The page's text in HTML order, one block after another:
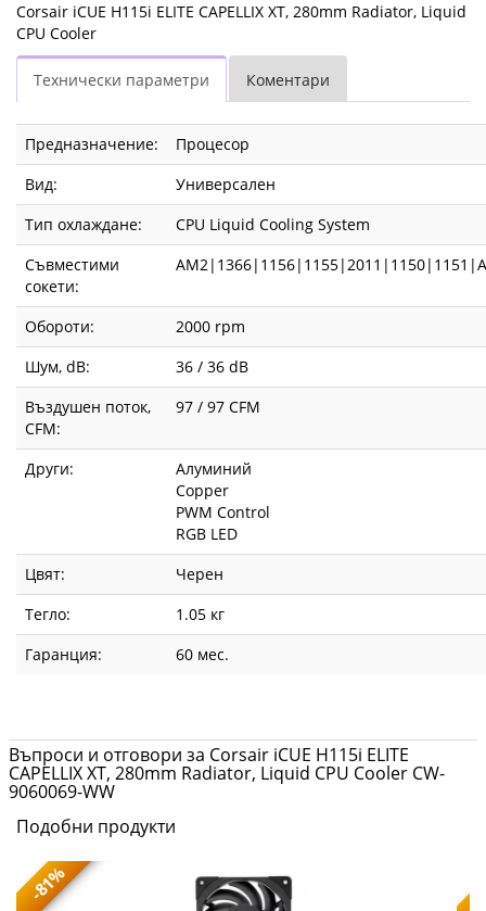
Corsair iCUE H115i ELITE CAPELLIX XT, 280mm Radiator, Liquid
CPU Cooler
Технически параметри Коментари
Предназначение:
Процесор
Вид:
Универсален
Тип охлаждане:
CPU Liquid Cooling System
Съвместими
сокети:
Обороти:
2000 rpm
Шум, dB:
36 / 36 dB
Въздушен поток,
CFM:
97 / 97 CFM
Други:
Алуминий
Copper
PWM Control
RGB LED
Цвят:
Черен
Тегло:
1.05 кг
Гаранция:
60 мес.
Въпроси и отговори за Corsair iCUE H115i ELITE
CAPELLIX XT, 280mm Radiator, Liquid CPU Cooler CW-
9060069-WW
Подобни продукти
-81%